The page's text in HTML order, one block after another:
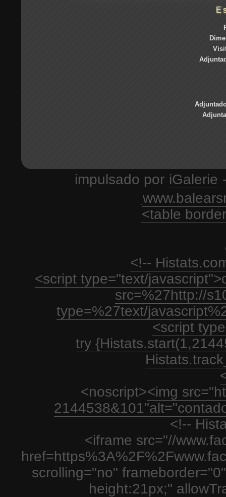
impulsado por iGalerie
<table
<!--
<script type="text/
src=%27http://
type=%27text/
<script
try
<noscript><img
<!--
<iframe src="//
scrolling="no"
height:21px;"